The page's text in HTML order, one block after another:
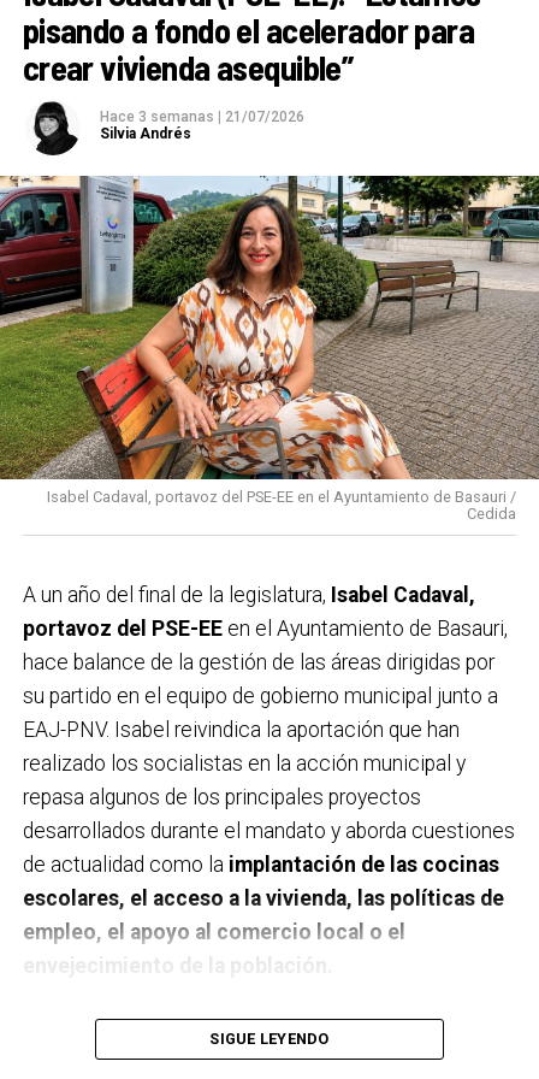
pisando a fondo el acelerador para
crear vivienda asequible”
Hace 3 semanas | 21/07/2026
Silvia Andrés
Isabel Cadaval, portavoz del PSE-EE en el Ayuntamiento de Basauri /
Cedida
A un año del final de la legislatura, Isabel Cadaval,
portavoz del PSE-EEen el Ayuntamiento de Basauri,
hace balance de la gestión de las áreas dirigidas por
su partido en el equipo de gobierno municipal junto a
EAJ-PNV. Isabel reivindica la aportación que han
realizado los socialistas en la acción municipal y
repasa algunos de los principales proyectos
desarrollados durante el mandato y aborda cuestiones
de actualidad como la implantación de las cocinas
escolares, el acceso a la vivienda, las políticas de
empleo, el apoyo al comercio local o el
envejecimiento de la población.
A un año de acabar la legislatura, ¿qué balance
haces de la gestión del PSE en tus áreas dentro
SIGUE LEYENDO